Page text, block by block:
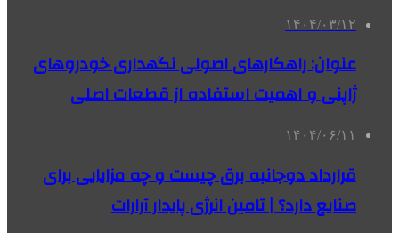
۱۴۰۴/۰۳/۱۲
عنوان: راهکارهای اصولی نگهداری خودروهای
ژاپنی و اهمیت استفاده از قطعات اصلی
۱۴۰۴/۰۶/۱۱
قرارداد دوجانبه برق چیست و چه مزایایی برای
صنایع دارد؟ | تامین انرژی پایدار آرارات